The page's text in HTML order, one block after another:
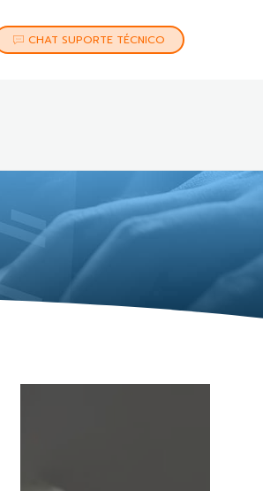
CHAT SUPORTE TÉCNICO